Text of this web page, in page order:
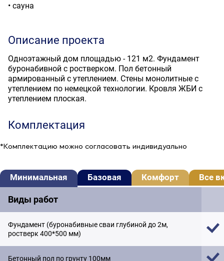
• сауна
Описание проекта
Одноэтажный дом площадью - 121 м2. Фундамент
буронабивной с ростверком. Пол бетонный
армированный с утеплением. Стены монолитные с
утеплением по немецкой технологии. Кровля ЖБИ с
утеплением плоская.
Комплектация
*Комплектацию можно согласовать индивидуально
Минимальная Базовая Комфорт Все
Виды работ
Фундамент (буронабивные сваи глубиной до 2м,
ростверк 400*500 мм)
Бетонный пол по грунту 100мм